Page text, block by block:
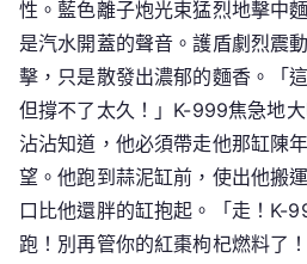
性。藍色離子炮光束猛烈地擊中
是汽水開蓋的聲音。護盾劇烈震
擊，只是散發出濃郁的麵香。「
但撐不了太久！」K-999焦急地
沾沾知道，他必須帶走他那缸陳
望。他跑到蒜泥缸前，使出他搬
口比他還胖的缸抱起。「走！K-
跑！別再管你的紅棗枸杞燃料了